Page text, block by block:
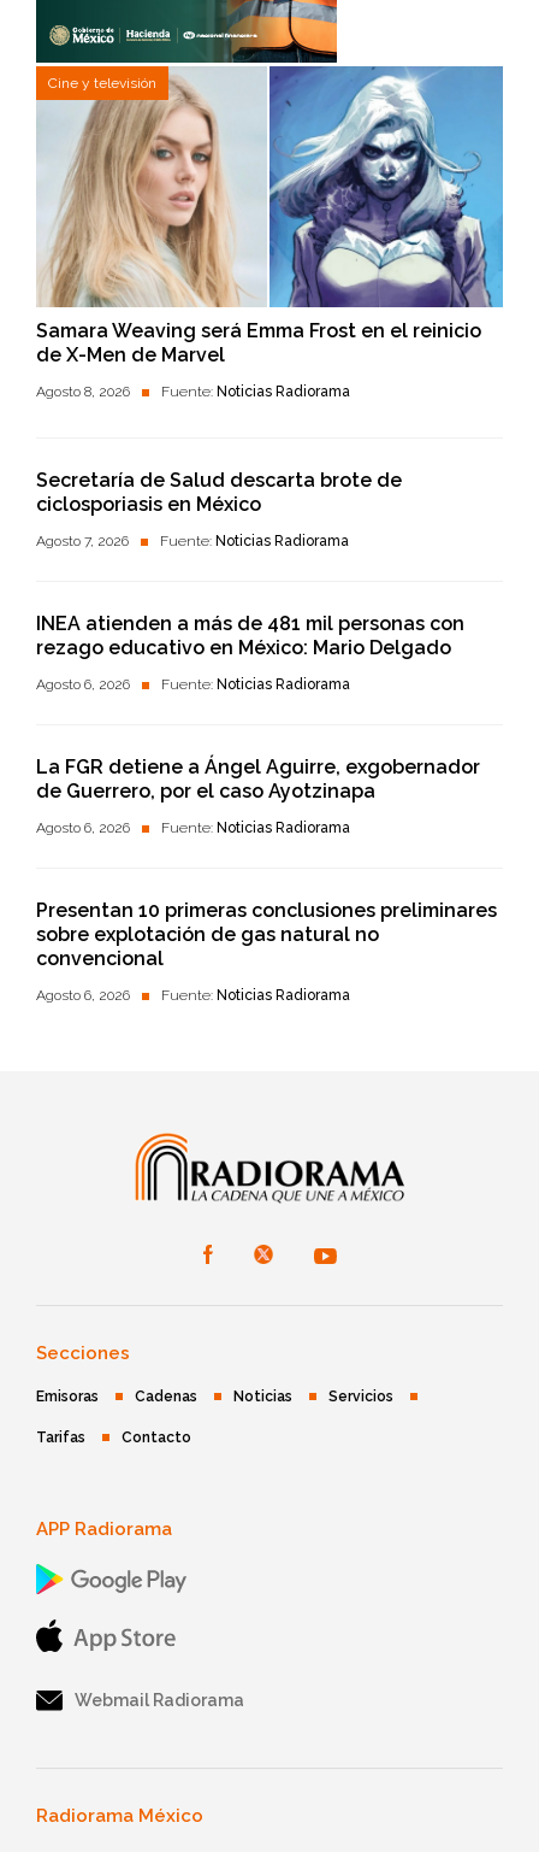
Cine y televisión
Samara Weaving será Emma Frost en el reinicio
de X-Men de Marvel
Agosto 8, 2026 Fuente: Noticias Radiorama
Secretaría de Salud descarta brote de
ciclosporiasis en México
Agosto 7, 2026 Fuente: Noticias Radiorama
INEA atienden a más de 481 mil personas con
rezago educativo en México: Mario Delgado
Agosto 6, 2026 Fuente: Noticias Radiorama
La FGR detiene a Ángel Aguirre, exgobernador
de Guerrero, por el caso Ayotzinapa
Agosto 6, 2026 Fuente: Noticias Radiorama
Presentan 10 primeras conclusiones preliminares
sobre explotación de gas natural no
convencional
Agosto 6, 2026 Fuente: Noticias Radiorama
Secciones
Emisoras Cadenas Noticias Servicios
Tarifas Contacto
APP Radiorama
Webmail Radiorama
Radiorama México